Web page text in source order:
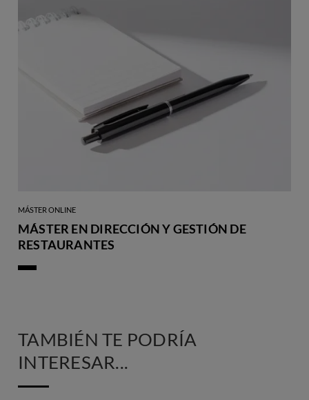
MÁSTER ONLINE
MÁSTER EN DIRECCIÓN Y GESTIÓN DE
RESTAURANTES
TAMBIÉN TE PODRÍA
INTERESAR...